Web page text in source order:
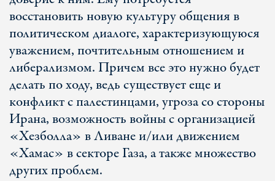
восстановить новую культуру общения в
политическом диалоге, характеризующуюся
уважением, почтительным отношением и
либерализмом. Причем все это нужно будет
делать по ходу, ведь существует еще и
конфликт с палестинцами, угроза со стороны
Ирана, возможность войны с организацией
«Хезболла» в Ливане и/или движением
«Хамас» в секторе Газа, а также множество
других проблем.